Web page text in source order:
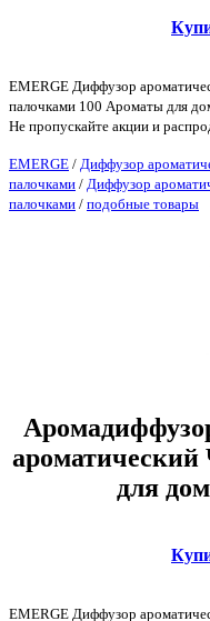
EMERGE Диффузор
палочками 100 Ароматы для
Не пропускайте акции и
EMERGE / Диффузор
палочками / Диффузор
палочками / подобные товары
для
EMERGE Диффузор